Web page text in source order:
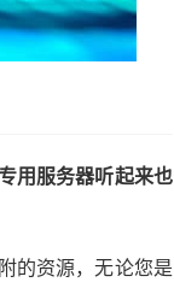
用服务器听起来也
的资源，无论您是